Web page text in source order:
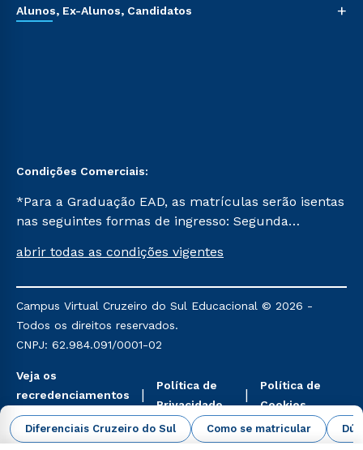
Diferenciais Cruzeiro do Sul Como se matricular
Alunos, Ex-Alunos, Candidatos +
Condições Comerciais:
*Para a Graduação EAD, as matrículas serão isentas
nas seguintes formas de ingresso: Segunda
Já para as demais, a taxa de matrícula será de R$
mencionadas são referentes aos cursos: Ensino
Religioso, Geografia para a Docência e Metodologia
do Ensino de História: Questões Atuais.
abrir todas as condições vigentes
Campus Virtual Cruzeiro do Sul Educacional © 2026 -
Todos os direitos reservados.
CNPJ: 62.984.091/0001-02
Veja os
recredenciamentos
aqui
Política de
Privacidade
Política de
Cookies